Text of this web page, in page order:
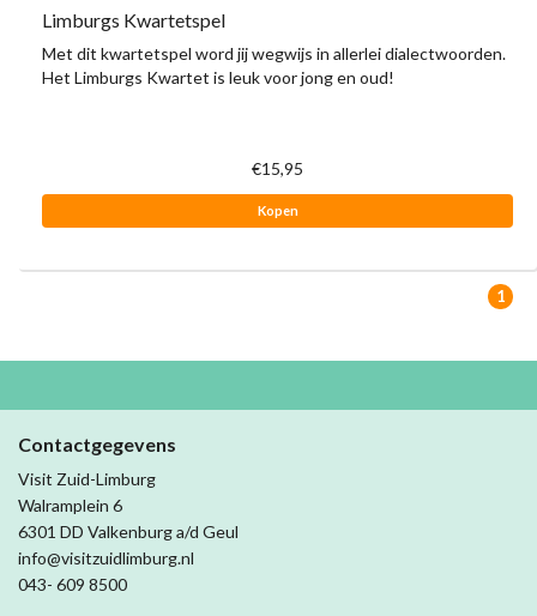
Limburgs Kwartetspel
Met dit kwartetspel word jij wegwijs in allerlei dialectwoorden.
Het Limburgs Kwartet is leuk voor jong en oud!
€15,95
Kopen
1
Contactgegevens
Visit Zuid-Limburg
Walramplein 6
6301 DD Valkenburg a/d Geul
info@visitzuidlimburg.nl
043- 609 8500